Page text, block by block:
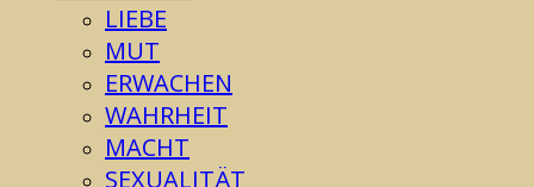
LIEBE
MUT
ERWACHEN
WAHRHEIT
MACHT
SEXUALITÄT